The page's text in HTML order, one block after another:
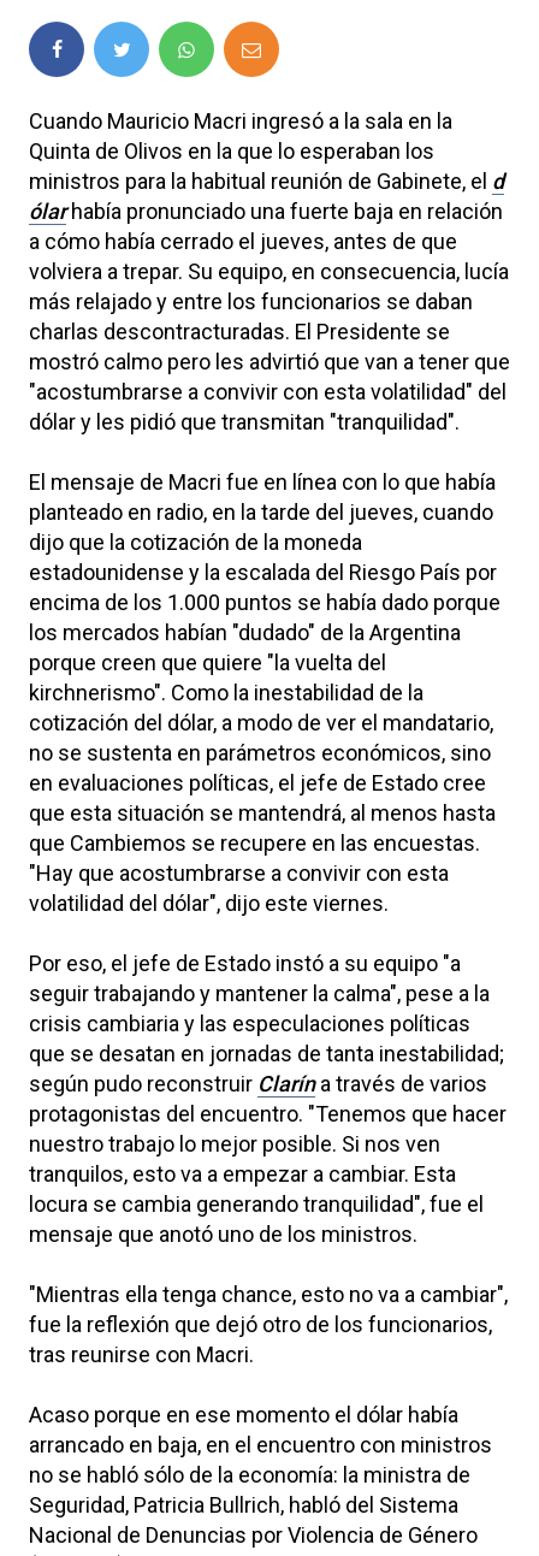
Cuando Mauricio Macri ingresó a la sala en la
Quinta de Olivos en la que lo esperaban los
ministros para la habitual reunión de Gabinete, el d
ólarhabía pronunciado una fuerte baja en relación
a cómo había cerrado el jueves, antes de que
volviera a trepar. Su equipo, en consecuencia, lucía
más relajado y entre los funcionarios se daban
charlas descontracturadas. El Presidente se
mostró calmo pero les advirtió que van a tener que
"acostumbrarse a convivir con esta volatilidad" del
dólar y les pidió que transmitan "tranquilidad".
El mensaje de Macri fue en línea con lo que había
planteado en radio, en la tarde del jueves, cuando
dijo que la cotización de la moneda
estadounidense y la escalada del Riesgo País por
encima de los 1.000 puntos se había dado porque
los mercados habían "dudado" de la Argentina
porque creen que quiere "la vuelta del
kirchnerismo". Como la inestabilidad de la
cotización del dólar, a modo de ver el mandatario,
no se sustenta en parámetros económicos, sino
en evaluaciones políticas, el jefe de Estado cree
que esta situación se mantendrá, al menos hasta
que Cambiemos se recupere en las encuestas.
"Hay que acostumbrarse a convivir con esta
volatilidad del dólar", dijo este viernes.
Por eso, el jefe de Estado instó a su equipo "a
seguir trabajando y mantener la calma", pese a la
crisis cambiaria y las especulaciones políticas
que se desatan en jornadas de tanta inestabilidad;
según pudo reconstruir Clarína través de varios
protagonistas del encuentro. "Tenemos que hacer
nuestro trabajo lo mejor posible. Si nos ven
tranquilos, esto va a empezar a cambiar. Esta
locura se cambia generando tranquilidad", fue el
mensaje que anotó uno de los ministros.
"Mientras ella tenga chance, esto no va a cambiar",
fue la reflexión que dejó otro de los funcionarios,
tras reunirse con Macri.
Acaso porque en ese momento el dólar había
arrancado en baja, en el encuentro con ministros
no se habló sólo de la economía: la ministra de
Seguridad, Patricia Bullrich, habló del Sistema
Nacional de Denuncias por Violencia de Género